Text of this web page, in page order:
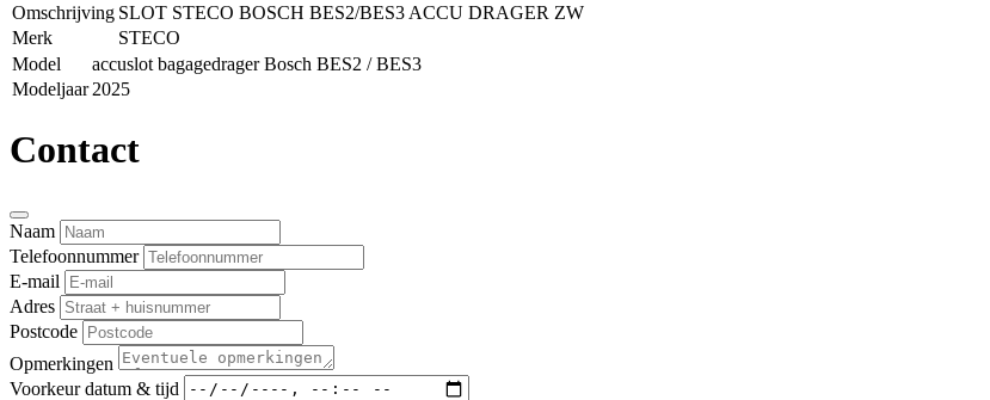
Omschrijving SLOT STECO BOSCH BES2/BES3 ACCU DRAGER ZW
Merk
STECO
Model
accuslot bagagedrager Bosch BES2 / BES3
Modeljaar 2025
Contact
Naam
Telefoonnummer
E-mail
Adres
Postcode
Opmerkingen
Voorkeur datum & tijd